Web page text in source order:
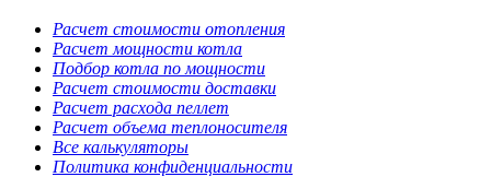
Расчет стоимости отопления
Расчет мощности котла
Подбор котла по мощности
Расчет стоимости доставки
Расчет расхода пеллет
Расчет объема теплоносителя
Все калькуляторы
Политика конфиденциальности